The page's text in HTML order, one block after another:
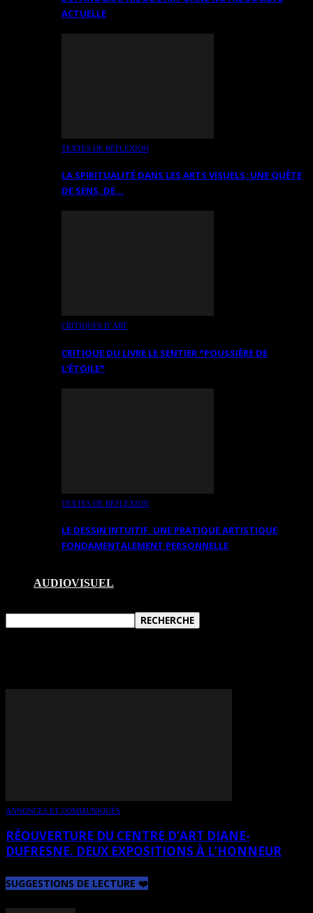
ACTUELLE
TEXTES DE RÉFLEXION
LA SPIRITUALITÉ DANS LES ARTS VISUELS: UNE QUÊTE
DE SENS, DE…
CRITIQUES D’ART
CRITIQUE DU LIVRE LE SENTIER *POUSSIÈRE DE
L’ÉTOILE*
TEXTES DE RÉFLEXION
LE DESSIN INTUITIF. UNE PRATIQUE ARTISTIQUE
FONDAMENTALEMENT PERSONNELLE
AUDIOVISUEL
ANNONCES ET COMMUNIQUÉS
RÉOUVERTURE DU CENTRE D’ART DIANE-
DUFRESNE. DEUX EXPOSITIONS À L’HONNEUR
SUGGESTIONS DE LECTURE ❤️